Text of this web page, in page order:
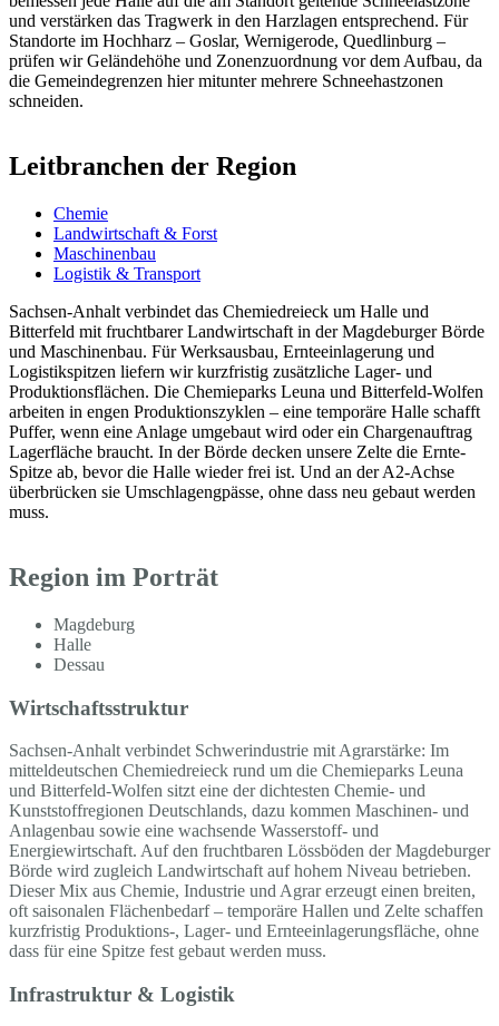
und verstärken das Tragwerk in den Harzlagen entsprechend. Für
Standorte im Hochharz – Goslar, Wernigerode, Quedlinburg –
prüfen wir Geländehöhe und Zonenzuordnung vor dem Aufbau, da
die Gemeindegrenzen hier mitunter mehrere Schneehastzonen
schneiden.
Leitbranchen der Region
Chemie
Landwirtschaft & Forst
Maschinenbau
Logistik & Transport
Sachsen-Anhalt verbindet das Chemiedreieck um Halle und
Bitterfeld mit fruchtbarer Landwirtschaft in der Magdeburger Börde
und Maschinenbau. Für Werksausbau, Ernteeinlagerung und
Logistikspitzen liefern wir kurzfristig zusätzliche Lager- und
Produktionsflächen. Die Chemieparks Leuna und Bitterfeld-Wolfen
arbeiten in engen Produktionszyklen – eine temporäre Halle schafft
Puffer, wenn eine Anlage umgebaut wird oder ein Chargenauftrag
Lagerfläche braucht. In der Börde decken unsere Zelte die Ernte-
Spitze ab, bevor die Halle wieder frei ist. Und an der A2-Achse
überbrücken sie Umschlagengpässe, ohne dass neu gebaut werden
muss.
Region im Porträt
Magdeburg
Halle
Dessau
Wirtschaftsstruktur
Sachsen-Anhalt verbindet Schwerindustrie mit Agrarstärke: Im
mitteldeutschen Chemiedreieck rund um die Chemieparks Leuna
und Bitterfeld-Wolfen sitzt eine der dichtesten Chemie- und
Kunststoffregionen Deutschlands, dazu kommen Maschinen- und
Anlagenbau sowie eine wachsende Wasserstoff- und
Energiewirtschaft. Auf den fruchtbaren Lössböden der Magdeburger
Börde wird zugleich Landwirtschaft auf hohem Niveau betrieben.
Dieser Mix aus Chemie, Industrie und Agrar erzeugt einen breiten,
oft saisonalen Flächenbedarf – temporäre Hallen und Zelte schaffen
kurzfristig Produktions-, Lager- und Ernteeinlagerungsfläche, ohne
dass für eine Spitze fest gebaut werden muss.
Infrastruktur & Logistik